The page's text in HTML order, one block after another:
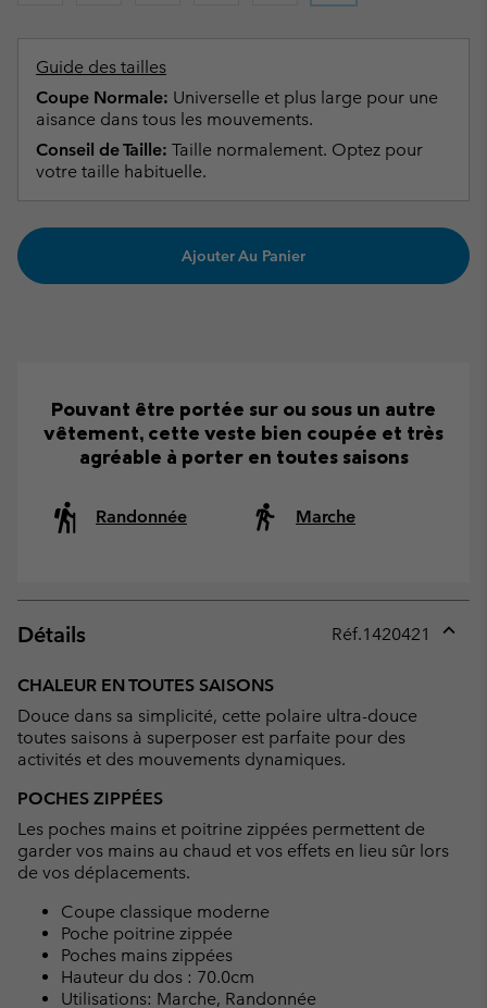
Guide des tailles
Coupe Normale: Universelle et plus large pour une
aisance dans tous les mouvements.
Conseil de Taille: Taille normalement. Optez pour
votre taille habituelle.
Ajouter Au Panier
Pouvant être portée sur ou sous un autre
vêtement, cette veste bien coupée et très
agréable à porter en toutes saisons
Randonnée Marche
Détails Réf.1420421
CHALEUR EN TOUTES SAISONS
Douce dans sa simplicité, cette polaire ultra-douce
toutes saisons à superposer est parfaite pour des
activités et des mouvements dynamiques.
POCHES ZIPPÉES
Les poches mains et poitrine zippées permettent de
garder vos mains au chaud et vos effets en lieu sûr lors
de vos déplacements.
Coupe classique moderne
Poche poitrine zippée
Poches mains zippées
Hauteur du dos : 70.0cm
Utilisations: Marche, Randonnée